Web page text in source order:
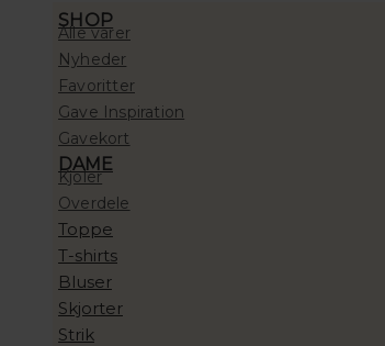
SHOP
Alle varer
Nyheder
Favoritter
Gave Inspiration
Gavekort
DAME
Kjoler
Overdele
Toppe
T-shirts
Bluser
Skjorter
Strik